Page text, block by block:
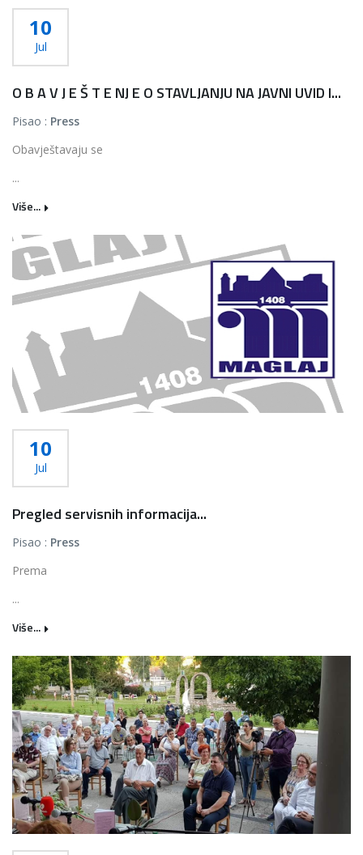
10
Jul
O B A V J E Š T E NJ E O STAVLJANJU NA JAVNI UVID I...
Pisao : Press
Obavještavaju se
...
Više...
10
Jul
Pregled servisnih informacija...
Pisao : Press
Prema
...
Više...